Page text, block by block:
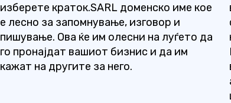
изберете краток.SARL доменско име кое
е лесно за запомнување, изговор и
пишување. Ова ќе им олесни на луѓето да
го пронајдат вашиот бизнис и да им
кажат на другите за него.